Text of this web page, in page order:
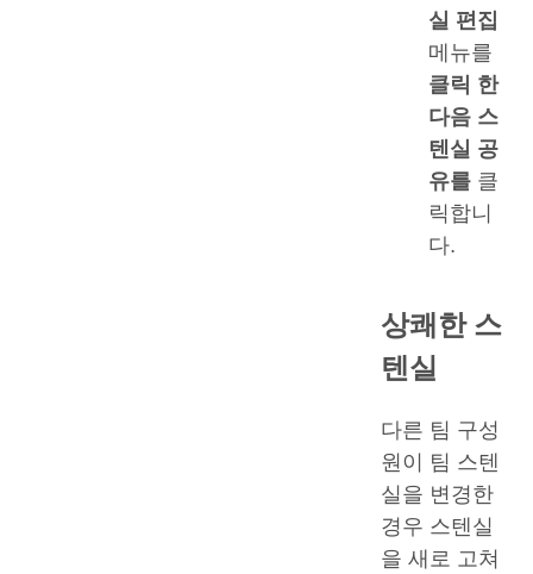
실 편집
메뉴를
클릭 한
다음 스
텐실 공
유를 클
릭합니
다.
상쾌한 스
텐실
다른 팀 구성
원이 팀 스텐
실을 변경한
경우 스텐실
을 새로 고쳐